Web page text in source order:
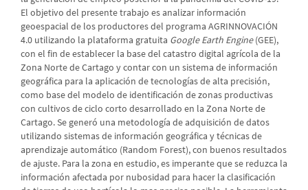
El objetivo del presente trabajo es analizar información
geoespacial de los productores del programa AGRINNOVACIÓN
4.0 utilizando la plataforma gratuita Google Earth Engine(GEE),
con el fin de establecer la base del catastro digital agrícola de la
Zona Norte de Cartago y contar con un sistema de información
geográfica para la aplicación de tecnologías de alta precisión,
como base del modelo de identificación de zonas productivas
con cultivos de ciclo corto desarrollado en la Zona Norte de
Cartago. Se generó una metodología de adquisición de datos
utilizando sistemas de información geográfica y técnicas de
aprendizaje automático (Random Forest), con buenos resultados
de ajuste. Para la zona en estudio, es imperante que se reduzca la
información afectada por nubosidad para hacer la clasificación